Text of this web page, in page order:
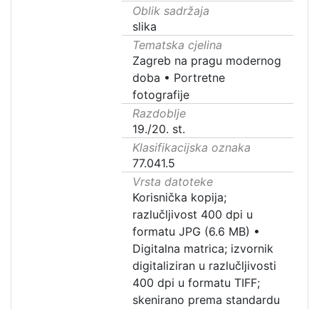
Oblik sadržaja
slika
Tematska cjelina
Zagreb na pragu modernog
doba • Portretne
fotografije
Razdoblje
19./20. st.
Klasifikacijska oznaka
77.041.5
Vrsta datoteke
Korisnička kopija;
razlučljivost 400 dpi u
formatu JPG (6.6 MB) •
Digitalna matrica; izvornik
digitaliziran u razlučljivosti
400 dpi u formatu TIFF;
skenirano prema standardu